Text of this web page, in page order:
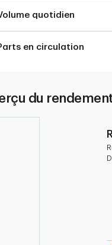
quotidien
en circulation
du